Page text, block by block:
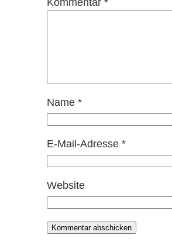
Name *
E-Mail-Adresse *
Website